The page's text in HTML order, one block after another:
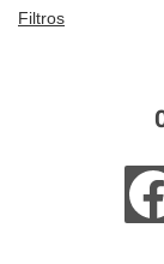
Filtros